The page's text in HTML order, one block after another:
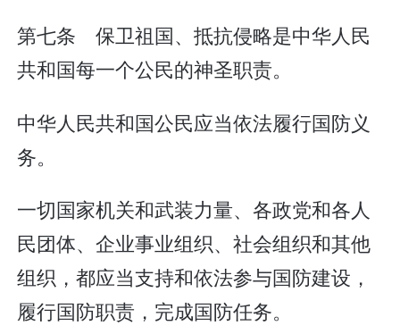
第七条 保卫祖国、抵抗侵略是中华人民
共和国每一个公民的神圣职责。
中华人民共和国公民应当依法履行国防义
务。
一切国家机关和武装力量、各政党和各人
民团体、企业事业组织、社会组织和其他
组织，都应当支持和依法参与国防建设，
履行国防职责，完成国防任务。